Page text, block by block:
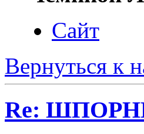
Сайт
Вернуться к
Re: